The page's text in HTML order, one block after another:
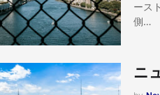
ース
側…
ニ